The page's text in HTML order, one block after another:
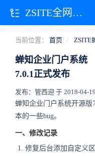
当前位置： 首页 ZSITE
蝉知企业门户系统
7.0.1正式发布
发布：管西迎 于 2018-04-
蝉知企业门户系统开源版
本的一些bug。
一、修改记录
修复后台添加自定义
ZSITE全网营销